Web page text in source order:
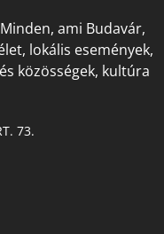
ami Budavár,
lokális események,
közösségek, kultúra
73.